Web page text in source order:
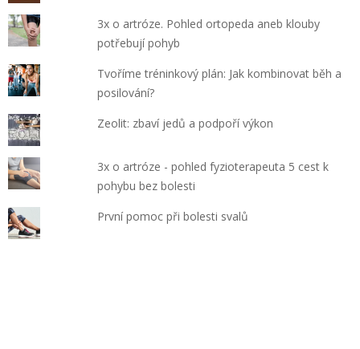
3x o artróze. Pohled ortopeda aneb klouby
potřebují pohyb
Tvoříme tréninkový plán: Jak kombinovat běh a
posilování?
Zeolit: zbaví jedů a podpoří výkon
3x o artróze - pohled fyzioterapeuta 5 cest k
pohybu bez bolesti
První pomoc při bolesti svalů